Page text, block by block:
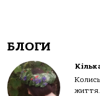
БЛОГИ